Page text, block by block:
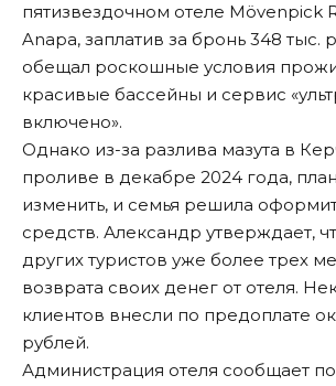
пятизвездочном отеле Mövenpick
Anapa, заплатив за бронь 348 тыс.
обещал роскошные условия
красивые бассейны и сервис
включено».
Однако из-за разлива мазута в
проливе в декабре 2024 года,
изменить, и семья решила
средств. Александр утверждает,
других туристов уже более трех
возврата своих денег от отеля.
клиентов внесли по предоплате
рублей.
Администрация отеля сообщает